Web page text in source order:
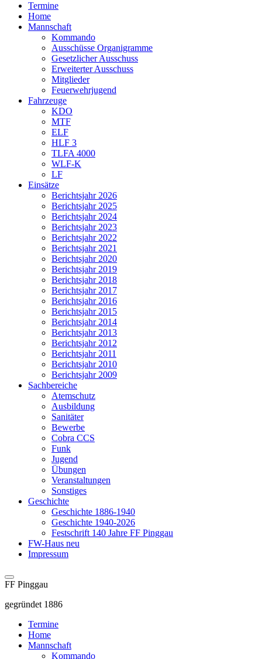
Termine
Home
Mannschaft
Kommando
Ausschüsse Organigramme
Gesetzlicher Ausschuss
Erweiterter Ausschuss
Mitglieder
Feuerwehrjugend
Fahrzeuge
KDO
MTF
ELF
HLF 3
TLFA 4000
WLF-K
LF
Einsätze
Berichtsjahr 2026
Berichtsjahr 2025
Berichtsjahr 2024
Berichtsjahr 2023
Berichtsjahr 2022
Berichtsjahr 2021
Berichtsjahr 2020
Berichtsjahr 2019
Berichtsjahr 2018
Berichtsjahr 2017
Berichtsjahr 2016
Berichtsjahr 2015
Berichtsjahr 2014
Berichtsjahr 2013
Berichtsjahr 2012
Berichtsjahr 2011
Berichtsjahr 2010
Berichtsjahr 2009
Sachbereiche
Atemschutz
Ausbildung
Sanitäter
Bewerbe
Cobra CCS
Funk
Jugend
Übungen
Veranstaltungen
Sonstiges
Geschichte
Geschichte 1886-1940
Geschichte 1940-2026
Festschrift 140 Jahre FF Pinggau
FW-Haus neu
Impressum
FF Pinggau
gegründet 1886
Termine
Home
Mannschaft
Kommando